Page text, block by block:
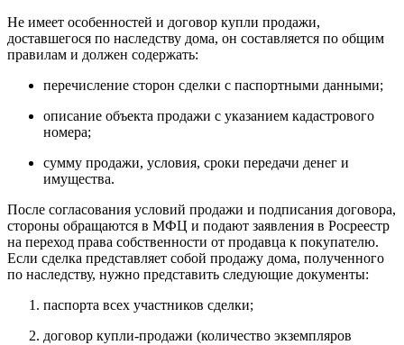
Не имеет особенностей и договор купли продажи,
доставшегося по наследству дома, он составляется по общим
правилам и должен содержать:
перечисление сторон сделки с паспортными данными;
описание объекта продажи с указанием кадастрового
номера;
сумму продажи, условия, сроки передачи денег и
имущества.
После согласования условий продажи и подписания договора,
стороны обращаются в МФЦ и подают заявления в Росреестр
на переход права собственности от продавца к покупателю.
Если сделка представляет собой продажу дома, полученного
по наследству, нужно представить следующие документы:
паспорта всех участников сделки;
договор купли-продажи (количество экземпляров